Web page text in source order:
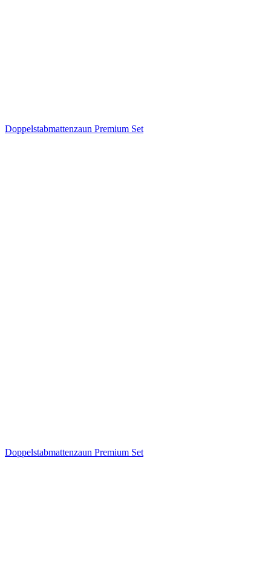
Doppelstabmattenzaun Premium Set
Doppelstabmattenzaun Premium Set